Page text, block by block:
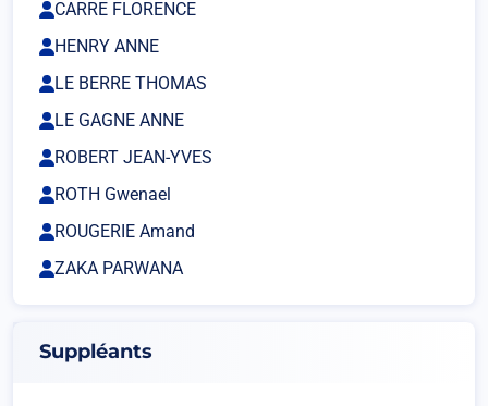
CARRE FLORENCE
HENRY ANNE
LE BERRE THOMAS
LE GAGNE ANNE
ROBERT JEAN-YVES
ROTH Gwenael
ROUGERIE Amand
ZAKA PARWANA
Suppléants